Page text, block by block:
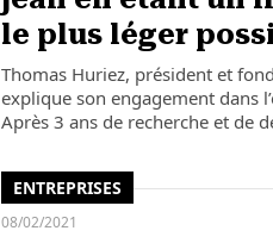
le plus léger
Thomas Huriez, président et
explique son engagement dans
Après 3 ans de recherche et de
ENTREPRISES
08/02/2021